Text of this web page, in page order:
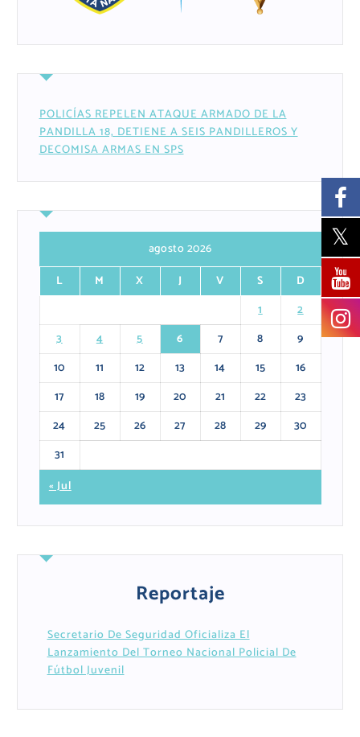
POLICÍAS REPELEN ATAQUE ARMADO DE LA
PANDILLA 18, DETIENE A SEIS PANDILLEROS Y
DECOMISA ARMAS EN SPS
agosto 2026
L
M X J V S
D
1
2
3
4 5 6 7 8
9
10
11 12 13 14 15
16
17
18 19 20 21 22
23
24
25 26 27 28 29
30
31
« Jul
Reportaje
Secretario De Seguridad Oficializa El
Lanzamiento Del Torneo Nacional Policial De
Fútbol Juvenil